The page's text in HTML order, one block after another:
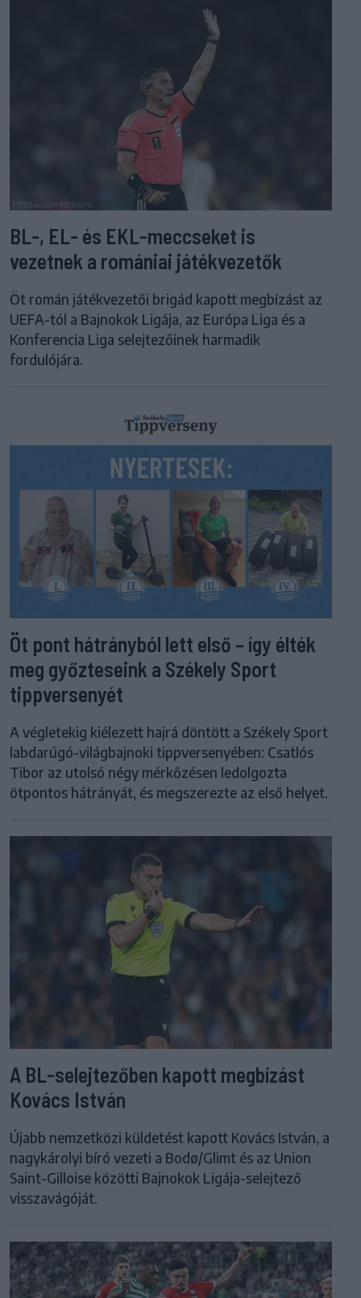
BL-, EL- és EKL-meccseket is
vezetnek a romániai játékvezetők
Öt román játékvezetői brigád kapott megbízást az
UEFA-tól a Bajnokok Ligája, az Európa Liga és a
Konferencia Liga selejtezőinek harmadik
fordulójára.
Öt pont hátrányból lett első – így élték
meg győzteseink a Székely Sport
tippversenyét
A végletekig kiélezett hajrá döntött a Székely Sport
labdarúgó-világbajnoki tippversenyében: Csatlós
Tibor az utolsó négy mérkőzésen ledolgozta
ötpontos hátrányát, és megszerezte az első helyet.
A BL-selejtezőben kapott megbízást
Kovács István
Újabb nemzetközi küldetést kapott Kovács István, a
nagykárolyi bíró vezeti a Bodø/Glimt és az Union
Saint-Gilloise közötti Bajnokok Ligája-selejtező
visszavágóját.